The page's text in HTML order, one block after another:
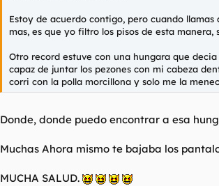
Estoy de acuerdo contigo, pero cuando
mas, es que yo filtro los pisos de esta
Otro record estuve con una hungara que
capaz de juntar los pezones con mi cabeza
corri con la polla morcillona y solo me la
Donde, donde puedo encontrar a esa
Muchas Ahora mismo te bajaba los
MUCHA SALUD.